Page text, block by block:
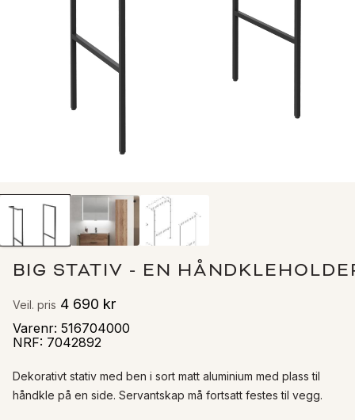
BIG STATIV - EN
Veil. pris 4 690 kr
Varenr: 516704000
NRF: 7042892
Dekorativt stativ med ben i sort matt aluminium med plass til
håndkle på en side. Servantskap må fortsatt festes til vegg.